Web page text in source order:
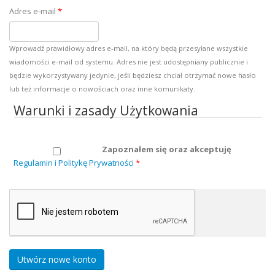
Adres e-mail *
Wprowadź prawidłowy adres e-mail, na który będą przesyłane wszystkie
wiadomości e-mail od systemu. Adres nie jest udostępniany publicznie i
będzie wykorzystywany jedynie, jeśli będziesz chciał otrzymać nowe hasło
lub też informacje o nowościach oraz inne komunikaty.
Warunki i zasady Użytkowania
Zapoznałem się oraz akceptuję
Regulamin i Politykę Prywatności *